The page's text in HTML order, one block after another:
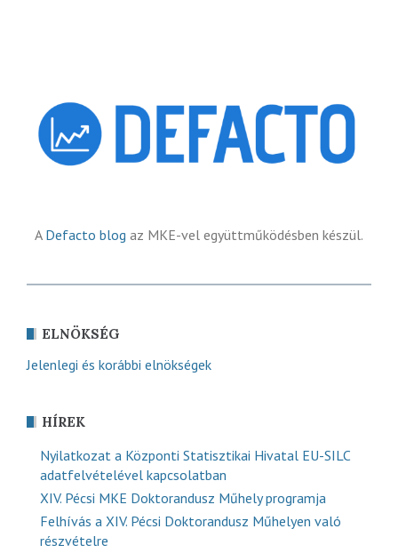
A Defacto blog az MKE-vel együttműködésben készül.
ELNÖKSÉG
Jelenlegi és korábbi elnökségek
HÍREK
Nyilatkozat a Központi Statisztikai Hivatal EU-SILC
adatfelvételével kapcsolatban
XIV. Pécsi MKE Doktorandusz Műhely programja
Felhívás a XIV. Pécsi Doktorandusz Műhelyen való
részvételre